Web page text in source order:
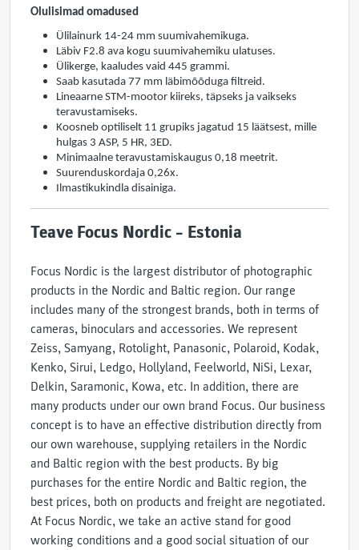
Olulisimad omadused
Ülilainurk 14-24 mm suumivahemikuga.
Läbiv F2.8 ava kogu suumivahemiku ulatuses.
Ülikerge, kaaludes vaid 445 grammi.
Saab kasutada 77 mm läbimõõduga filtreid.
Lineaarne STM-mootor kiireks, täpseks ja vaikseks
teravustamiseks.
Koosneb optiliselt 11 grupiks jagatud 15 läätsest, mille
hulgas 3 ASP, 5 HR, 3ED.
Minimaalne teravustamiskaugus 0,18 meetrit.
Suurenduskordaja 0,26x.
Ilmastikukindla disainiga.
Teave Focus Nordic – Estonia
Focus Nordic is the largest distributor of photographic
products in the Nordic and Baltic region. Our range
includes many of the strongest brands, both in terms of
cameras, binoculars and accessories. We represent
Zeiss, Samyang, Rotolight, Panasonic, Polaroid, Kodak,
Kenko, Sirui, Ledgo, Hollyland, Feelworld, NiSi, Lexar,
Delkin, Saramonic, Kowa, etc. In addition, there are
many products under our own brand Focus. Our business
concept is to have an effective distribution directly from
our own warehouse, supplying retailers in the Nordic
and Baltic region with the best products. By big
purchases for the entire Nordic and Baltic region, the
best prices, both on products and freight are negotiated.
At Focus Nordic, we take an active stand for good
working conditions and a good social situation of our